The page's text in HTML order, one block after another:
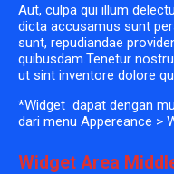
Aut, culpa qui illum
dicta accusamus sunt
sunt, repudiandae
quibusdam.Tenetur
ut sint inventore dolore
*Widget dapat dengan
dari menu Appereance >
Widget Area